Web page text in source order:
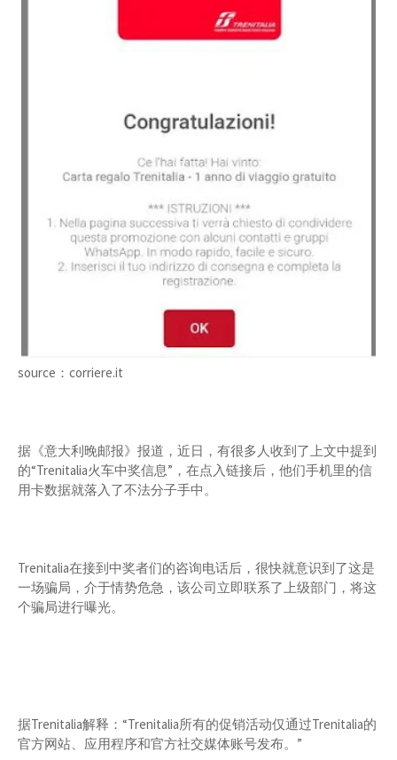
source：corriere.it
据《意大利晚邮报》报道，近日，有很多人收到了上文中提到
的“Trenitalia火车中奖信息”，在点入链接后，他们手机里的信
用卡数据就落入了不法分子手中。
Trenitalia在接到中奖者们的咨询电话后，很快就意识到了这是
一场骗局，介于情势危急，该公司立即联系了上级部门，将这
个骗局进行曝光。
据Trenitalia解释：“Trenitalia所有的促销活动仅通过Trenitalia的
官方网站、应用程序和官方社交媒体账号发布。”